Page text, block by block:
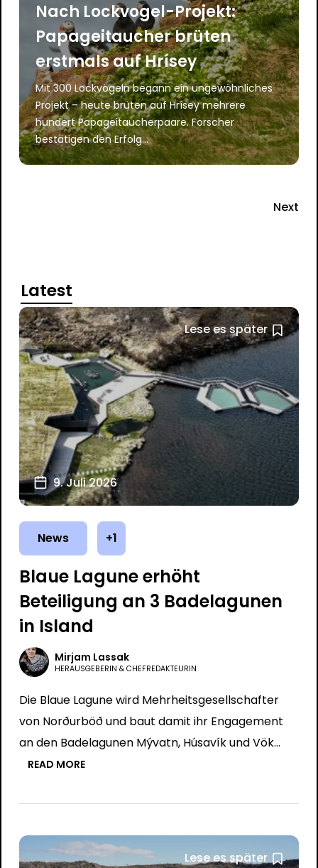
Nach Lockvogel-Projekt:
Papageitaucher brüten
erstmals auf Hrísey
Mit 300 Lockvögeln begann ein ungewöhnliches
Projekt – heute brüten auf Hrísey mehrere
hundert Papageitaucherpaare. Forscher
bestätigen den Erfolg…
Next
Latest
Lese es später
9. Juli 2026
News +1
Blaue Lagune erhöht
Beteiligung an 3 Badelagunen
in Island
Mirjam Lassak
HERAUSGEBERIN & CHEFREDAKTEURIN
Die Blaue Lagune wird Mehrheitsgesellschafter
von Norðurböð und baut damit ihr Engagement
an den Badelagunen Mývatn, Húsavík und Vök…
READ MORE
Lese es später